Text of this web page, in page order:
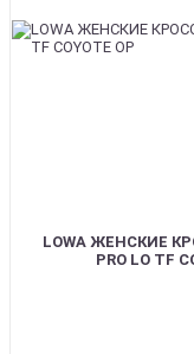
LOWA ЖЕНСКИЕ
PRO LO TF